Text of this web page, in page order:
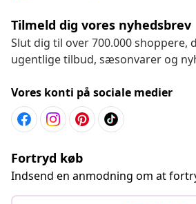
Tilmeld dig vores nyhedsbrev
Slut dig til over 700.000 shoppere,
ugentlige tilbud, sæsonvarer og
Vores konti på sociale medier
Fortryd køb
Indsend en anmodning om at